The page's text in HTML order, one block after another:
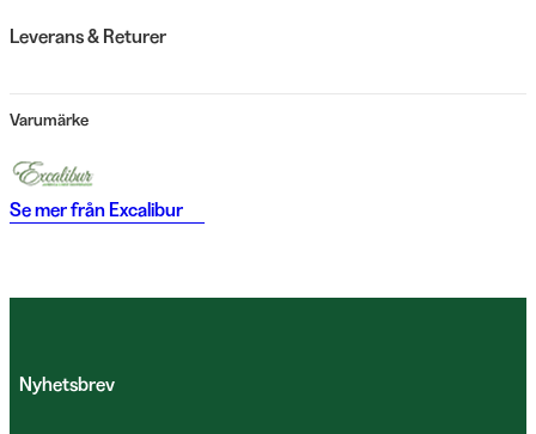
Leverans & Returer
Varumärke
Se mer från Excalibur
Nyhetsbrev